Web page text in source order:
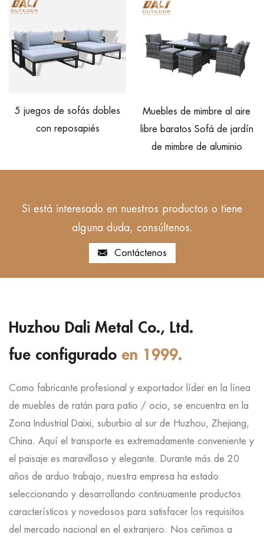
de sofás dobles
reposapiés
Muebles de mimbre al aire
libre baratos Sofá de jardín
de mimbre de aluminio
Chaise
mimbre
Si está interesado en nuestros productos o tiene
alguna duda, consúltenos.
Contáctenos
Huzhou Dali Metal Co., Ltd.
fue configurado en 1999.
Como fabricante profesional y exportador líder en la línea
de muebles de ratán para patio / ocio, se encuentra en la
Zona Industrial Daixi, suburbio al sur de Huzhou, Zhejiang,
China. Aquí el transporte es extremadamente conveniente y
el paisaje es maravilloso y elegante. Durante más de 20
años de arduo trabajo, nuestra empresa ha estado
seleccionando y desarrollando continuamente productos
característicos y novedosos para satisfacer los requisitos
del mercado nacional en el extranjero. Nos ceñimos a